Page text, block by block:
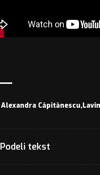
Alexandra Căpitănescu
Podeli tekst